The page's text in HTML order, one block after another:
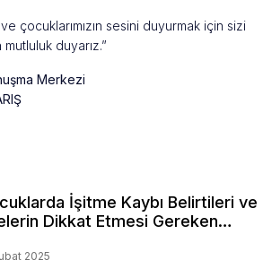
çocuklarımızın sesini duyurmak için sizi
duyarız.”
Merkezi
İşitme Kaybı Belirtileri ve
Dikkat Etmesi Gereken
2025